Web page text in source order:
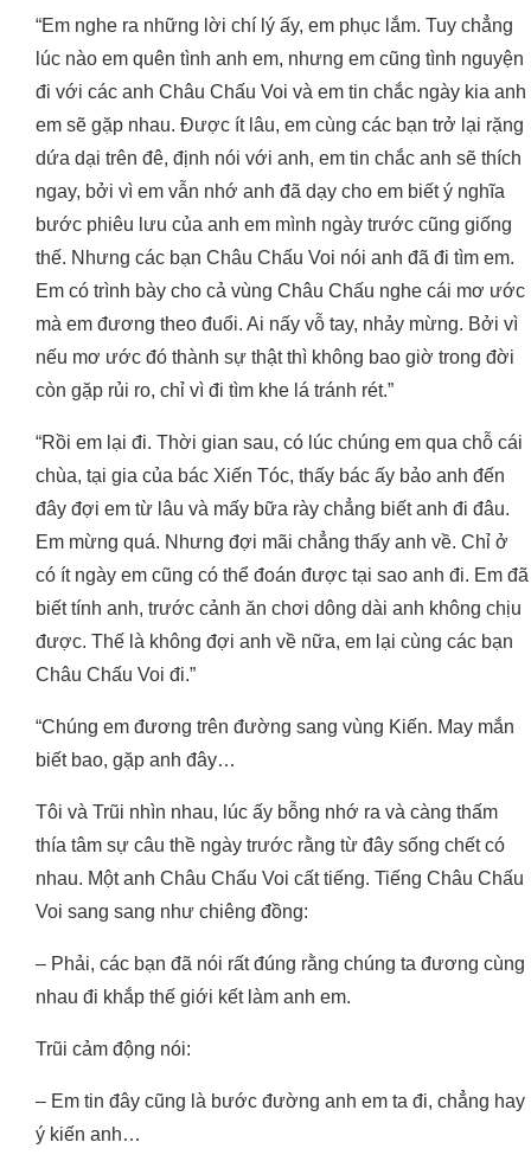
“Em nghe ra những lời chí lý ấy, em phục lắm. Tuy chẳng
lúc nào em quên tình anh em, nhưng em cũng tình nguyện
đi với các anh Châu Chấu Voi và em tin chắc ngày kia anh
em sẽ gặp nhau. Được ít lâu, em cùng các bạn trở lại rặng
dứa dại trên đê, định nói với anh, em tin chắc anh sẽ thích
ngay, bởi vì em vẫn nhớ anh đã dạy cho em biết ý nghĩa
bước phiêu lưu của anh em mình ngày trước cũng giống
thế. Nhưng các bạn Châu Chấu Voi nói anh đã đi tìm em.
Em có trình bày cho cả vùng Châu Chấu nghe cái mơ ước
mà em đương theo đuổi. Ai nấy vỗ tay, nhảy mừng. Bởi vì
nếu mơ ước đó thành sự thật thì không bao giờ trong đời
còn gặp rủi ro, chỉ vì đi tìm khe lá tránh rét.”
“Rồi em lại đi. Thời gian sau, có lúc chúng em qua chỗ cái
chùa, tại gia của bác Xiến Tóc, thấy bác ấy bảo anh đến
đây đợi em từ lâu và mấy bữa rày chẳng biết anh đi đâu.
Em mừng quá. Nhưng đợi mãi chẳng thấy anh về. Chỉ ở
có ít ngày em cũng có thể đoán được tại sao anh đi. Em đã
biết tính anh, trước cảnh ăn chơi dông dài anh không chịu
được. Thế là không đợi anh về nữa, em lại cùng các bạn
Châu Chấu Voi đi.”
“Chúng em đương trên đường sang vùng Kiến. May mắn
biết bao, gặp anh đây…
Tôi và Trũi nhìn nhau, lúc ấy bỗng nhớ ra và càng thấm
thía tâm sự câu thề ngày trước rằng từ đây sống chết có
nhau. Một anh Châu Chấu Voi cất tiếng. Tiếng Châu Chấu
Voi sang sang như chiêng đồng:
– Phải, các bạn đã nói rất đúng rằng chúng ta đương cùng
nhau đi khắp thế giới kết làm anh em.
Trũi cảm động nói:
– Em tin đây cũng là bước đường anh em ta đi, chẳng hay
ý kiến anh…